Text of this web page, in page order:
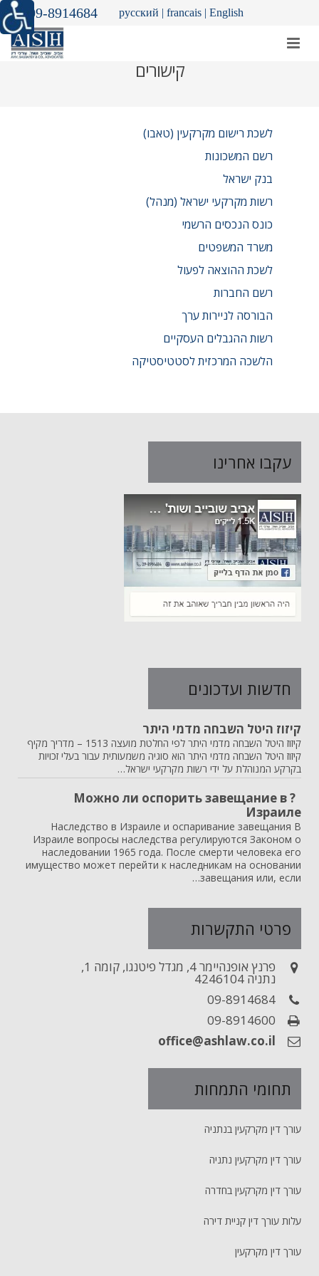
09-8914684 русский | francais| English
קישורים
לשכת רישום מקרקעין (טאבו)
רשם המשכונות
בנק ישראל
רשות מקרקעי ישראל (מנהל)
כונס הנכסים הרשמי
משרד המשפטים
לשכת ההוצאה לפעול
רשם החברות
הבורסה לניירות ערך
רשות ההגבלים העסקיים
הלשכה המרכזית לסטטיסטיקה
עקבו אחרינו
חדשות ועדכונים
קיזוז היטל השבחה מדמי היתר
קיזוז היטל השבחה מדמי היתר לפי החלטת מועצה 1513 – מדריך מקיף
קיזוז היטל השבחה מדמי היתר הוא סוגיה משמעותית עבור בעלי זכויות
בקרקע המנוהלת על ידי רשות מקרקעי ישראל…
? Можно ли оспорить завещание в
Израиле
Наследство в Израиле и оспаривание завещания В
Израиле вопросы наследства регулируются Законом о
наследовании 1965 года. После смерти человека его
имущество может перейти к наследникам на основании
завещания или, если…
פרטי התקשרות
פרנץ אופנהיימר 4, מגדל פיטנגו, קומה 1,
נתניה 4246104
09-8914684
09-8914600
office@ashlaw.co.il
תחומי התמחות
עורך דין מקרקעין בנתניה
עורך דין מקרקעין נתניה
עורך דין מקרקעין בחדרה
עלות עורך דין קניית דירה
עורך דין מקרקעין